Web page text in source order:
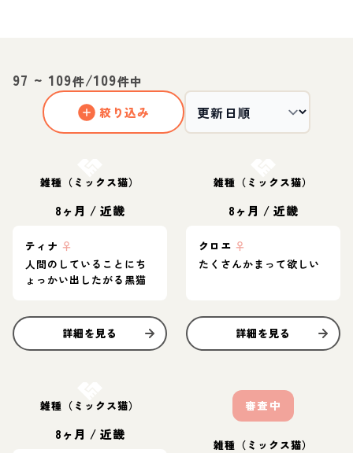
97 ~109件/109件中
絞り込み
雑種（ミックス猫）
8ヶ月 /近畿
ティナ ♀
人間のしていることにち
ょっかい出したがる黒猫
詳細を見る
雑種（ミックス猫）
8ヶ月 /近畿
クロエ ♀
たくさんかまって欲しい
詳細を見る
雑種（ミックス猫）
8ヶ月 /近畿
審査中
雑種（ミックス猫）